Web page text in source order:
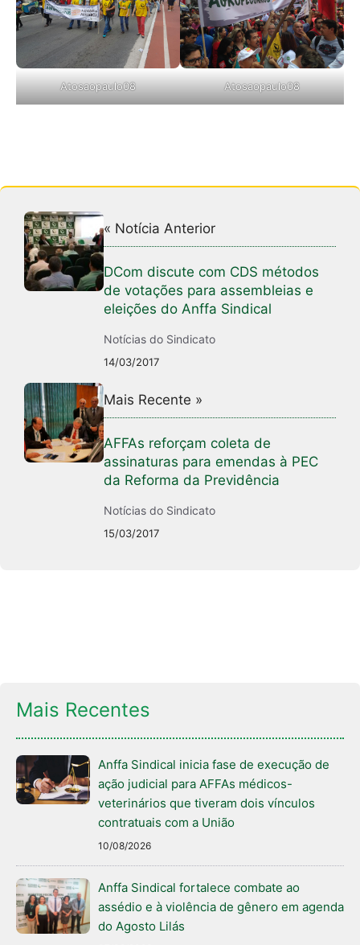
Atosaopaulo08 Atosaopaulo08
« Notícia Anterior
DCom discute com CDS métodos
de votações para assembleias e
eleições do Anffa Sindical
Notícias do Sindicato
14/03/2017
Mais Recente »
AFFAs reforçam coleta de
assinaturas para emendas à PEC
da Reforma da Previdência
Notícias do Sindicato
15/03/2017
Mais Recentes
Anffa Sindical inicia fase de execução de
ação judicial para AFFAs médicos-
veterinários que tiveram dois vínculos
contratuais com a União
10/08/2026
Anffa Sindical fortalece combate ao
assédio e à violência de gênero em agenda
do Agosto Lilás